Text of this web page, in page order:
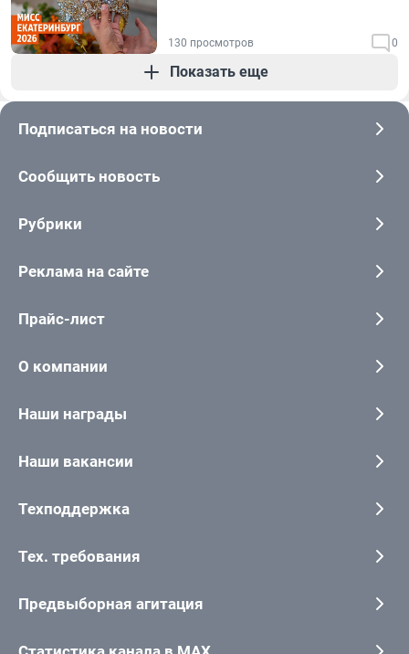
130 просмотров 0
Показать еще
Подписаться на новости
Сообщить новость
Рубрики
Реклама на сайте
Прайс-лист
О компании
Наши награды
Наши вакансии
Техподдержка
Тех. требования
Предвыборная агитация